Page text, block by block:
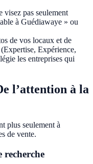
visez pas seulement
à Guédiawaye » ou
de vos locaux et de
Expérience,
les entreprises qui
l’attention à la
plus seulement à
de vente.